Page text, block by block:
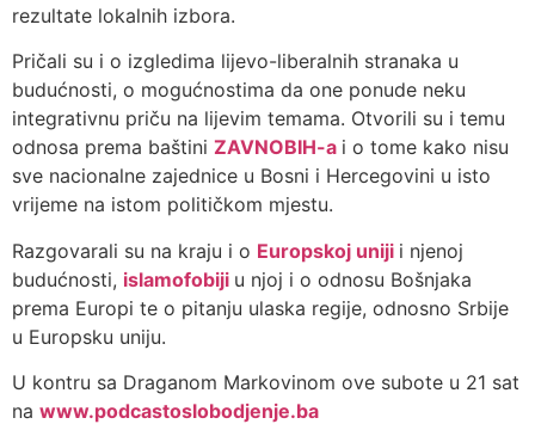
rezultate lokalnih izbora.
Pričali su i o izgledima lijevo-liberalnih stranaka u
budućnosti, o mogućnostima da one ponude neku
integrativnu priču na lijevim temama. Otvorili su i temu
odnosa prema baštini ZAVNOBIH-a i o tome kako nisu
sve nacionalne zajednice u Bosni i Hercegovini u isto
vrijeme na istom političkom mjestu.
Razgovarali su na kraju i o Europskoj uniji i njenoj
budućnosti, islamofobiji u njoj i o odnosu Bošnjaka
prema Europi te o pitanju ulaska regije, odnosno Srbije
u Europsku uniju.
U kontru sa Draganom Markovinom ove subote u 21 sat
na www.podcastoslobodjenje.ba